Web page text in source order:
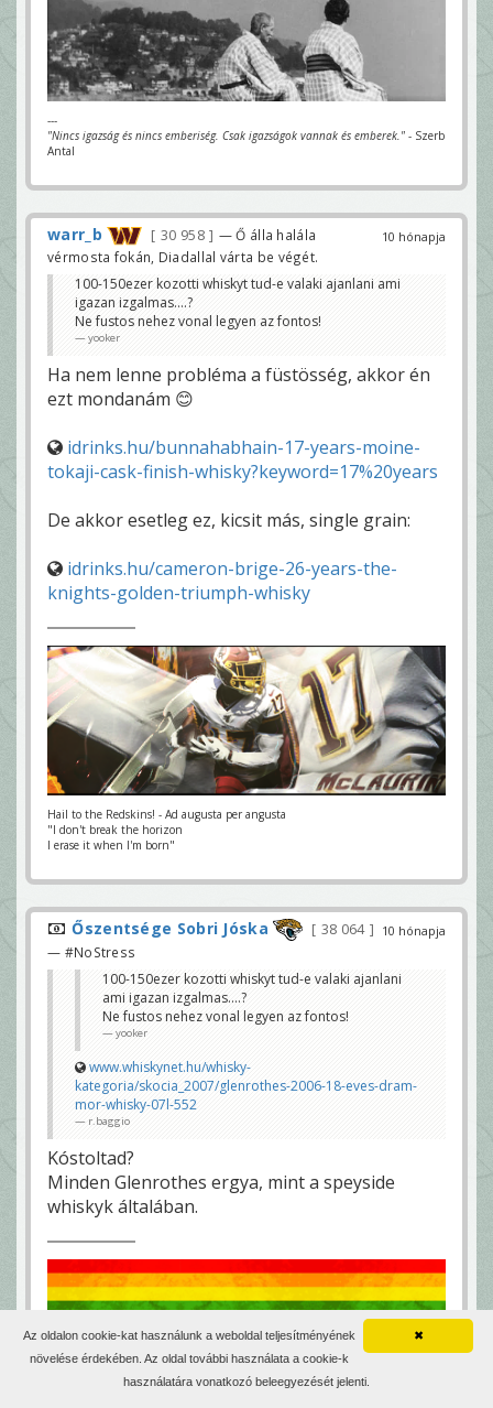
---
"Nincs igazság és nincs emberiség. Csak igazságok vannak és emberek." - Szerb
Antal
10 hónapja
warr_b 30 958
— Ő álla halála
vérmosta fokán, Diadallal várta be végét.
100-150ezer kozotti whiskyt tud-e valaki ajanlani ami
igazan izgalmas....?
Ne fustos nehez vonal legyen az fontos!
yooker
Ha nem lenne probléma a füstösség, akkor én
ezt mondanám 😊
idrinks.hu/bunnahabhain-17-years-moine-
tokaji-cask-finish-whisky?keyword=17%20years
De akkor esetleg ez, kicsit más, single grain:
idrinks.hu/cameron-brige-26-years-the-
knights-golden-triumph-whisky
Hail to the Redskins! - Ad augusta per angusta
"I don't break the horizon
I erase it when I'm born"
10 hónapja
Őszentsége Sobri Jóska 38 064
— #NoStress
100-150ezer kozotti whiskyt tud-e valaki ajanlani
ami igazan izgalmas....?
Ne fustos nehez vonal legyen az fontos!
yooker
www.whiskynet.hu/whisky-
kategoria/skocia_2007/glenrothes-2006-18-eves-dram-
mor-whisky-07l-552
r.baggio
Kóstoltad?
Minden Glenrothes ergya, mint a speyside
whiskyk általában.
✖
Az oldalon cookie-kat használunk a weboldal teljesítményének
növelése érdekében. Az oldal további használata a cookie-k
használatára vonatkozó beleegyezését jelenti.